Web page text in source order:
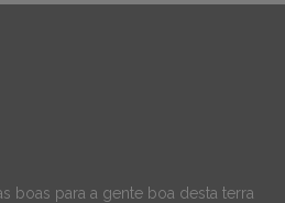
boas para a gente boa desta terra